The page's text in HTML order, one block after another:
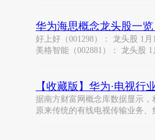
华为海思概念龙头股一览
好上好（001298）： 龙头股 1
美格智能（002881）： 龙头股
【收藏版】华为·电视行
据南方财富网概念库数据显示，
原来传统的有线电视传输业务